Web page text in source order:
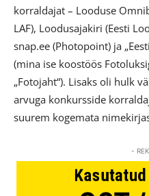
korraldajat – Looduse
LAF), Loodusajakiri (Eesti
snap.ee (Photopoint) ja
(mina ise koostöös
„Fotojaht“). Lisaks oli hulk
arvuga konkursside
suurem kogemata
-